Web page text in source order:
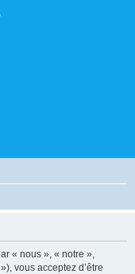
« nous », « notre »,
vous acceptez d’être